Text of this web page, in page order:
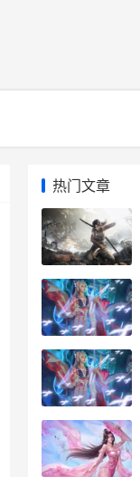
热门文章